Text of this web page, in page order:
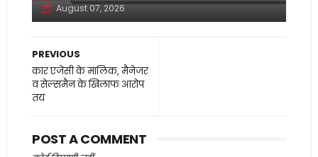
August 07, 2026
PREVIOUS
कार एजेंसी के मालिक, मैनेजर
व सेल्समैन के खिलाफ आरोप
तय
POST A COMMENT